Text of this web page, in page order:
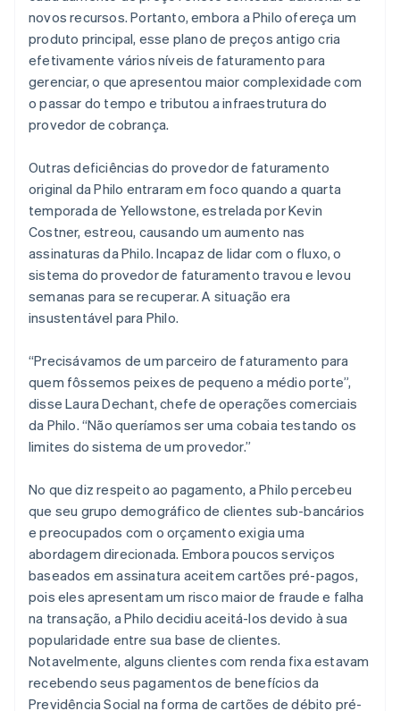
novos recursos. Portanto, embora a Philo ofereça um
produto principal, esse plano de preços antigo cria
efetivamente vários níveis de faturamento para
gerenciar, o que apresentou maior complexidade com
o passar do tempo e tributou a infraestrutura do
provedor de cobrança.
Outras deficiências do provedor de faturamento
original da Philo entraram em foco quando a quarta
temporada de Yellowstone, estrelada por Kevin
Costner, estreou, causando um aumento nas
assinaturas da Philo. Incapaz de lidar com o fluxo, o
sistema do provedor de faturamento travou e levou
semanas para se recuperar. A situação era
insustentável para Philo.
“Precisávamos de um parceiro de faturamento para
quem fôssemos peixes de pequeno a médio porte”,
disse Laura Dechant, chefe de operações comerciais
da Philo. “Não queríamos ser uma cobaia testando os
limites do sistema de um provedor.”
No que diz respeito ao pagamento, a Philo percebeu
que seu grupo demográfico de clientes sub-bancários
e preocupados com o orçamento exigia uma
abordagem direcionada. Embora poucos serviços
baseados em assinatura aceitem cartões pré-pagos,
pois eles apresentam um risco maior de fraude e falha
na transação, a Philo decidiu aceitá-los devido à sua
popularidade entre sua base de clientes.
Notavelmente, alguns clientes com renda fixa estavam
recebendo seus pagamentos de benefícios da
Previdência Social na forma de cartões de débito pré-